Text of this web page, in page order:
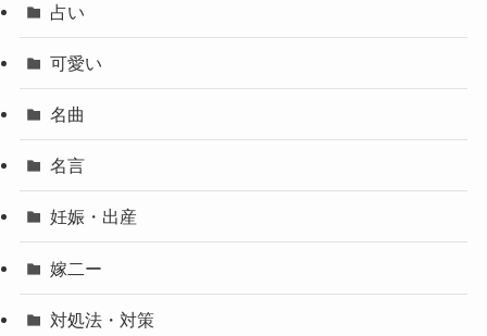
占い
可愛い
名曲
名言
妊娠・出産
嫁二ー
対処法・対策